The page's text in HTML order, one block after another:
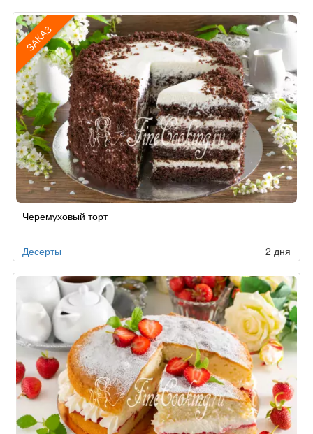
ЗАКАЗ
поЧеремуховый торт
Десерты 2 дня